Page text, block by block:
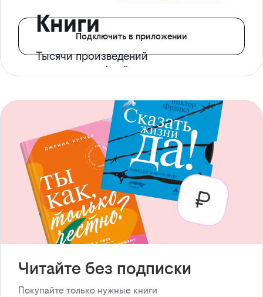
Книги
Тысячи произведений
с доступом офлайн
Подключить в приложении
Читайте без подписки
Покупайте только нужные книги